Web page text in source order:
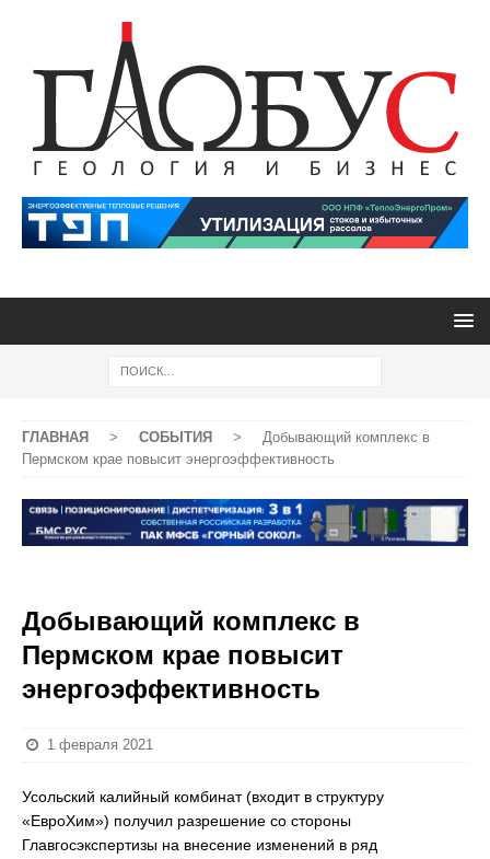
ГЛАВНАЯ > СОБЫТИЯ >
Добывающий комплекс в
Пермском крае повысит энергоэффективность
Добывающий комплекс в
Пермском крае повысит
энергоэффективность
1 февраля 2021
Усольский калийный комбинат (входит в структуру
«ЕвроХим») получил разрешение со стороны
Главгосэкспертизы на внесение изменений в ряд